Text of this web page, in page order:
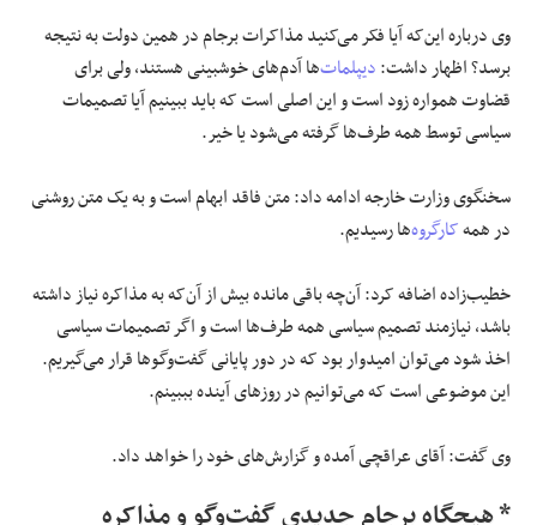
وی درباره این‌که آیا فکر می‌کنید مذاکرات برجام در همین دولت به نتیجه
برسد؟ اظهار داشت:دیپلمات‌ها آدم‌های خوشبینی هستند، ولی برای
قضاوت همواره زود است و این اصلی است که باید ببینیم آیا تصمیمات
سیاسی توسط همه طرف‌ها گرفته می‌شود یا خیر.
سخنگوی وزارت خارجه ادامه داد: متن فاقد ابهام است و به یک متن روشنی
در همهکارگروه‌ها رسیدیم.
خطیب‌زاده اضافه کرد: آن‌چه باقی ‌مانده بیش از آن‌که به مذاکره نیاز داشته
باشد، نیازمند تصمیم سیاسی همه طرف‌ها است و اگر تصمیمات سیاسی
اخذ شود می‌توان امیدوار بود که در دور پایانی گفت‌وگوها قرار می‌گیریم.
این موضوعی است که می‌توانیم در روزهای آینده بببینم.
وی گفت: آقای عراقچی آمده و گزارش‌های خود را خواهد داد.